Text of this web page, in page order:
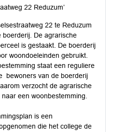
22 Reduzum’
22 te Reduzum
De agrarische
is gestaakt. De boerderij
woondoeleinden gebruikt.
staat een reguliere
bewoners van de boerderij
verzocht de agrarische
een woonbestemming.
is een
die het college de